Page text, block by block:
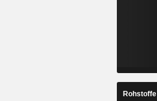
Rohstoffe